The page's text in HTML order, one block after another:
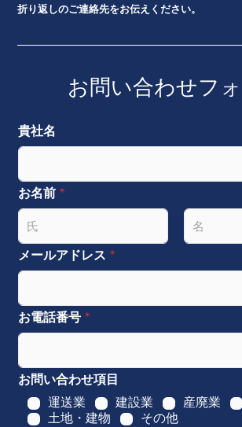
折り返しのご連絡先をお伝えください。
お問い合わせフ
貴社名
お名前*
名
メールアドレス*
お電話番号*
お問い合わせ項目
運送業
建設業 産廃業
土地・建物
その他